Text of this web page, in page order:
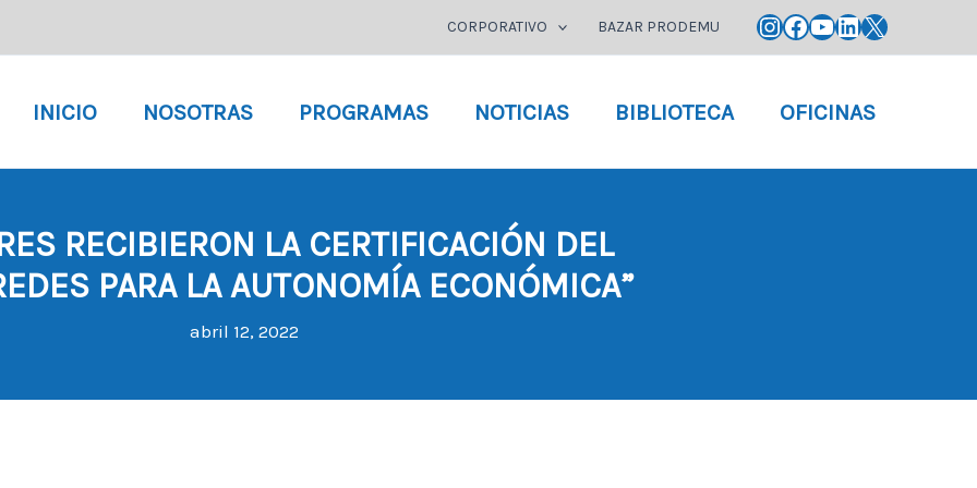
CORPORATIVO BAZAR PRODEMU Instagram
Facebook
YouTube
LinkedIn
X
INICIO NOSOTRAS PROGRAMAS NOTICIAS BIBLIOTECA OFICINAS
RECIBIERON LA CERTIFICACIÓN DEL
PARA LA AUTONOMÍA ECONÓMICA”
abril 12, 2022